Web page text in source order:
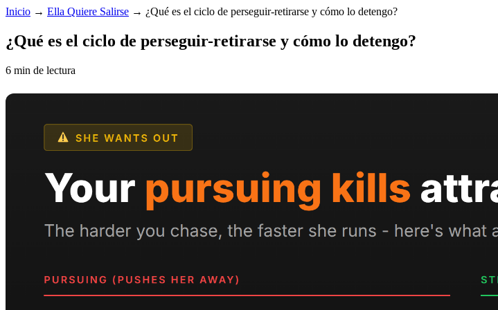
Inicio → Ella Quiere Salirse → ¿Qué es el ciclo de perseguir-retirarse y cómo lo detengo?
¿Qué es el ciclo de perseguir-retirarse y cómo lo detengo?
6 min de lectura